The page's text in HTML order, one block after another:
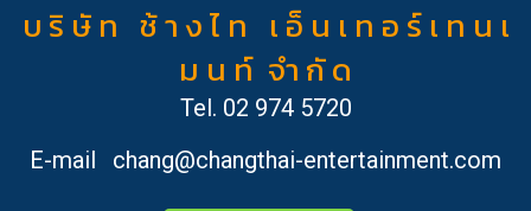
บ ริ ษั ท ช้ า ง ไ ท เ อ็ น เ ท อ ร์ เ ท น เ
ม น ท์ จำ กั ด
Tel. 02 974 5720
E-mail
chang@changthai-entertainment.com